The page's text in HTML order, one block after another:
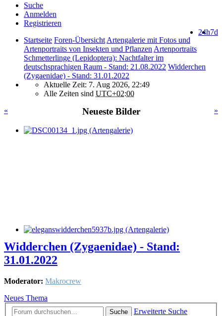
Suche
Anmelden
Registrieren
7d
24h
Startseite Foren-Übersicht Artengalerie mit Fotos und
Artenportraits von Insekten und Pflanzen Artenportraits
Schmetterlinge (Lepidoptera): Nachtfalter im
deutschsprachigen Raum - Stand: 21.08.2022 Widderchen
(Zygaenidae) - Stand: 31.01.2022
Aktuelle Zeit: 7. Aug 2026, 22:49
Alle Zeiten sind UTC+02:00
«
»
Neueste Bilder
Widderchen (Zygaenidae) - Stand:
31.01.2022
Moderator: Makrocrew
Neues Thema
Suche
Erweiterte Suche